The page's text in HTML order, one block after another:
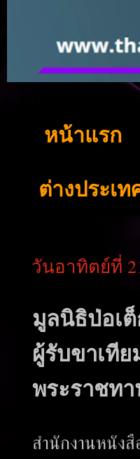
หน้าแรก
ต่างประเท
วันอาทิตย์ที่
มูลนิธิป่อเ
ผู้รับขาเที
พระราชท
สำนักงานหนัง